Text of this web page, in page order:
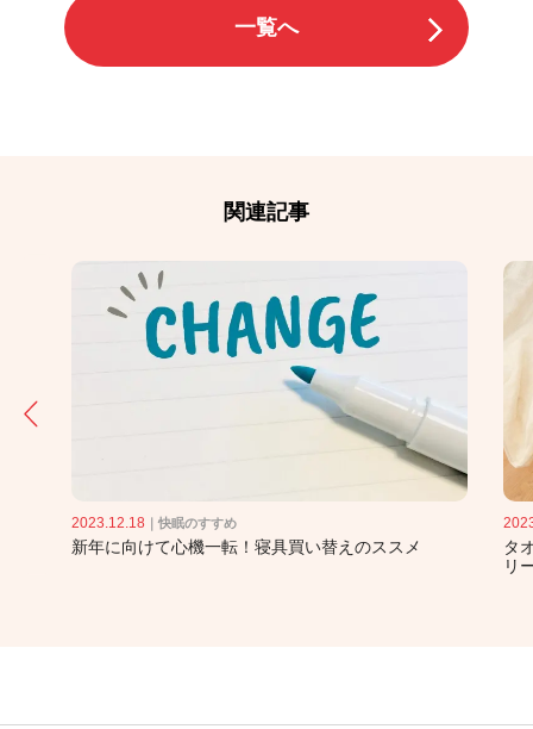
一覧へ
関連記事
2023.12.18 ｜快眠のすすめ
新年に向けて心機一転！寝具買い替えのススメ
タ
リ